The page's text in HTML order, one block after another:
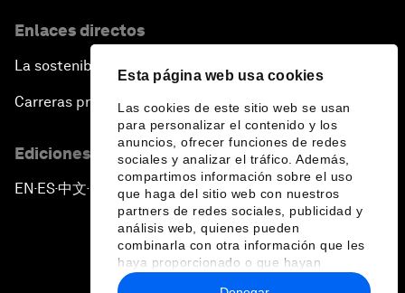
Esta página web usa cookies
Las cookies de este sitio web se usan
para personalizar el contenido y los
anuncios, ofrecer funciones de redes
sociales y analizar el tráfico. Además,
compartimos información sobre el uso
que haga del sitio web con nuestros
partners de redes sociales, publicidad y
análisis web, quienes pueden
combinarla con otra información que les
haya proporcionado o que hayan
recopilado a partir del uso que haya
Enlaces directos
La sostenibilidad en el Foro
Carreras profesionales
Ediciones en otros idiomas
EN ▪ES▪中文▪ 日本語